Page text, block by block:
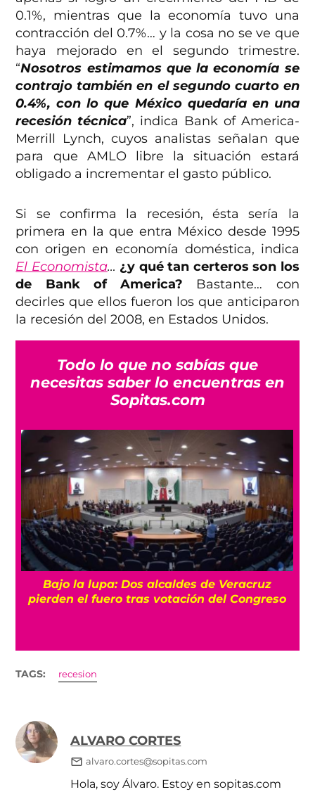
0.1%, mientras que la economía tuvo una
contracción del 0.7%… y la cosa no se ve que
haya mejorado en el segundo trimestre.
“Nosotros estimamos que la economía se
contrajo también en el segundo cuarto en
0.4%, con lo que México quedaría en una
recesión técnica”, indica Bank of America-
Merrill Lynch, cuyos analistas señalan que
para que AMLO libre la situación estará
obligado a incrementar el gasto público.
Si se confirma la recesión, ésta sería la
primera en la que entra México desde 1995
con origen en economía doméstica, indica
El Economista… ¿y qué tan certeros son los
de Bank of America? Bastante… con
decirles que ellos fueron los que anticiparon
la recesión del 2008, en Estados Unidos.
Todo lo que no sabías que
necesitas saber lo encuentras en
Sopitas.com
Bajo la lupa: Dos alcaldes de Veracruz
pierden el fuero tras votación del Congreso
TAGS: recesion
ALVARO CORTES
alvaro.cortes@sopitas.com
Hola, soy Álvaro. Estoy en sopitas.com